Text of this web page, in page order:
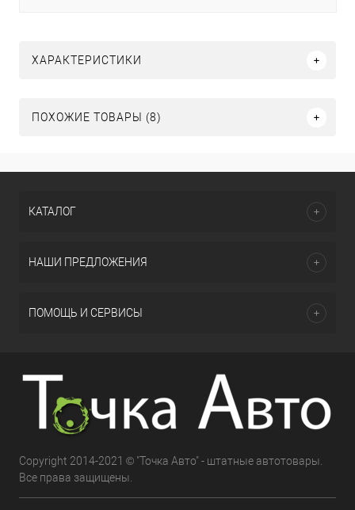
ХАРАКТЕРИСТИКИ
ПОХОЖИЕ ТОВАРЫ (8)
КАТАЛОГ
НАШИ ПРЕДЛОЖЕНИЯ
ПОМОЩЬ И СЕРВИСЫ
Copyright 2014-2021 © "Точка Авто" - штатные автотовары.
Все права защищены.